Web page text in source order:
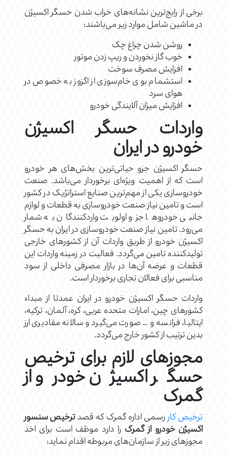
برخی از رایج‌ترین نشانه‌های خراب شدن حسگر اکسیژن
در ماشین شامل موارد زیر می‌باشند:
روشن شدن چراغ چک
خوب گاز نخوردن و ریپ زدن موتور
افزایش مصرف سوخت
استشمام بوی خام‌سوزی از اگزوز به خصوص در
هوای سرد
افزایش میزان آلایندگی خودرو
واردات حسگر اکسیژن
خودرو در ایران
حسگر اکسیژن جزو حیاتی‌ترین بخش‌های هر خودرو
است که از اهمیت ویژه‌ای برخوردار می‌باشد. صنعت
خودروسازی یکی از مهم‌ترین صنایع استراتژیک در کشور
است و تامین نیاز صنعت خودروسازی به قطعات و لوازم
جانبی خودروها جزو اولویت واردکنندگان به شمار
می‌رود. تامین نیاز صنعت خودروسازی در ایران به حسگر
اکسیژن خودرو از طریق واردات آن از کشورهای خارجی
تولیدکننده تامین می‌گردد. فعالیت در زمینه واردات این
قطعات و عرضه آن‌ها در بازار مصرفی داخلی از سود
مناسبی برای فعالان تجاری برخوردار است.
واردات حسگر اکسیژن خودرو در ایران عمدتا از مبداء
کشورهای چین، امارات متحده عربی، کره، آلمان، ترکیه،
ایتالیا، فرانسه و … صورت می‌گیرد و سالانه مقادیری ارز
بدین ترتیب از کشور خارج می‌گردد.
مجوزهای لازم برای ترخیص
حسگر اکسیژن خودرو از
گمرک
ترخیص کاررسمی اداره گمرک که قصدترخیص سنسور
اکسیژن خودرو از گمرک را دارد موظف است برای اخذ
مجوزهای زیر از سازمان‌های مربوطه اقدام نماید: